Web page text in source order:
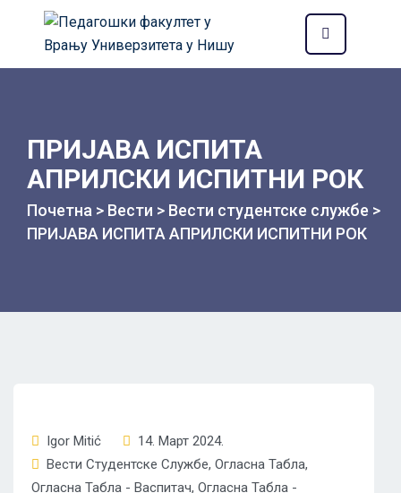
ПРИЈАВА ИСПИТА
АПРИЛСКИ ИСПИТНИ РОК
Почетна > Вести > Вести студентске службе >
ПРИЈАВА ИСПИТА АПРИЛСКИ ИСПИТНИ РОК
Igor Mitić
14. Март 2024.
Вести Студентске Службе, Огласна Табла,
Огласна Табла - Васпитач, Огласна Табла -